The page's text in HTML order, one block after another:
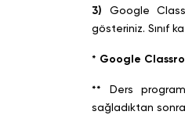
3) Google
gösteriniz. Sınıf
* Google
** Ders
sağladıktan